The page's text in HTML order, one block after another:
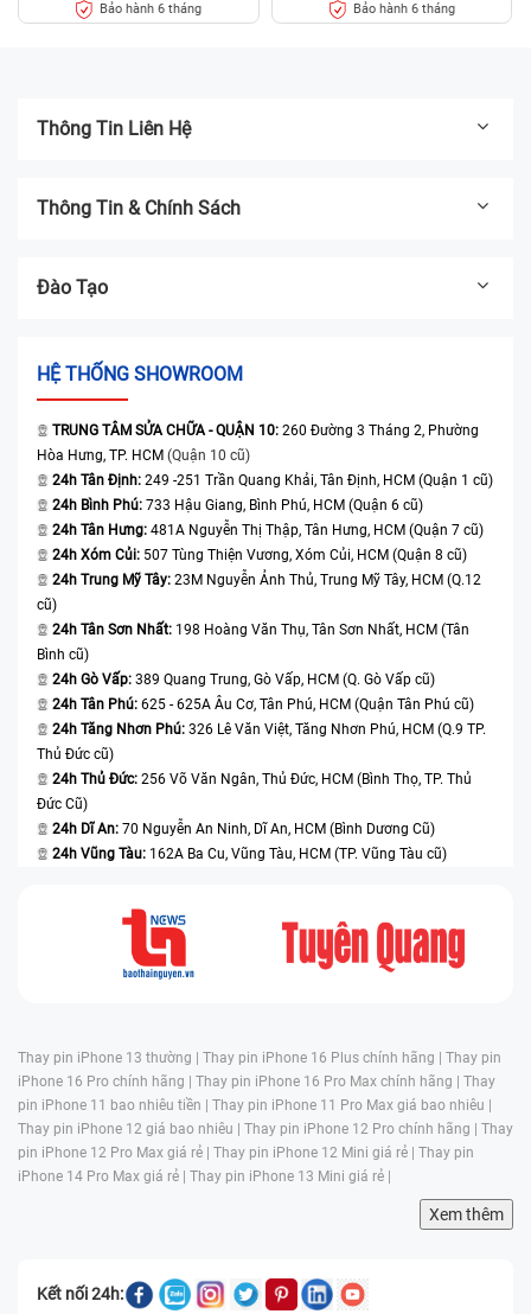
Bảo hành 6 tháng
Bảo hành 6 tháng
Thông Tin Liên Hệ
Thông Tin & Chính Sách
Đào Tạo
HỆ THỐNG SHOWROOM
TRUNG TÂM SỬA CHỮA - QUẬN 10: 260 Đường 3 Tháng 2, Phường
Hòa Hưng, TP. HCM (Quận 10 cũ)
24h Tân Định: 249 -251 Trần Quang Khải, Tân Định, HCM (Quận 1 cũ)
24h Bình Phú: 733 Hậu Giang, Bình Phú, HCM (Quận 6 cũ)
24h Tân Hưng: 481A Nguyễn Thị Thập, Tân Hưng, HCM (Quận 7 cũ)
24h Xóm Củi: 507 Tùng Thiện Vương, Xóm Củi, HCM (Quận 8 cũ)
24h Trung Mỹ Tây: 23M Nguyễn Ảnh Thủ, Trung Mỹ Tây, HCM (Q.12
cũ)
24h Tân Sơn Nhất: 198 Hoàng Văn Thụ, Tân Sơn Nhất, HCM (Tân
Bình cũ)
24h Gò Vấp: 389 Quang Trung, Gò Vấp, HCM (Q. Gò Vấp cũ)
24h Tân Phú: 625 - 625A Âu Cơ, Tân Phú, HCM (Quận Tân Phú cũ)
24h Tăng Nhơn Phú: 326 Lê Văn Việt, Tăng Nhơn Phú, HCM (Q.9 TP.
Thủ Đức cũ)
24h Thủ Đức: 256 Võ Văn Ngân, Thủ Đức, HCM (Bình Thọ, TP. Thủ
Đức Cũ)
24h Dĩ An: 70 Nguyễn An Ninh, Dĩ An, HCM (Bình Dương Cũ)
24h Vũng Tàu: 162A Ba Cu, Vũng Tàu, HCM (TP. Vũng Tàu cũ)
Thay pin iPhone 13 thường | Thay pin iPhone 16 Plus chính hãng | Thay pin
iPhone 16 Pro chính hãng | Thay pin iPhone 16 Pro Max chính hãng | Thay
pin iPhone 11 bao nhiêu tiền | Thay pin iPhone 11 Pro Max giá bao nhiêu |
Thay pin iPhone 12 giá bao nhiêu | Thay pin iPhone 12 Pro chính hãng | Thay
pin iPhone 12 Pro Max giá rẻ | Thay pin iPhone 12 Mini giá rẻ | Thay pin
iPhone 14 Pro Max giá rẻ | Thay pin iPhone 13 Mini giá rẻ |
Xem thêm
Kết nối 24h: